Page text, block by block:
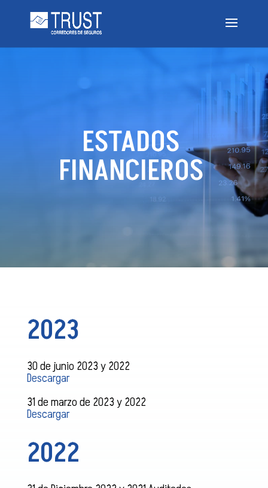
ESTADOS
FINANCIEROS
2023
30 de junio 2023 y 2022
Descargar
31 de marzo de 2023 y 2022
Descargar
2022